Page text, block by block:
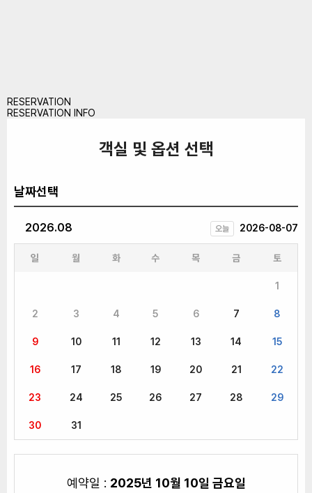
RESERVATION
RESERVATION INFO
객실 및 옵션 선택
날짜선택
2026.08 오늘 2026-08-07
일 월 화 수 목 금 토
1
2 3 4 5 6 7 8
9 10 11 12 13 14 15
16 17 18 19 20 21 22
23 24 25 26 27 28 29
30 31
예약일 : 2025년 10월 10일 금요일